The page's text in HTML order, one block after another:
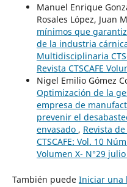
Manuel Enrique
Rosales López, Juan
mínimos que
de la industria
Multidisciplinaria
Revista CTSCAFE
Nigel Emilio Gómez
Optimización de la
empresa de
prevenir el
envasado , Revista
CTSCAFE: Vol. 10
Volumen X- N°29
También puede Iniciar una